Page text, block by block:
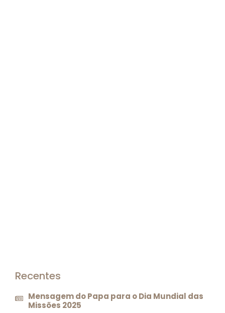
Recentes
Mensagem do Papa para o Dia Mundial das
Missões 2025